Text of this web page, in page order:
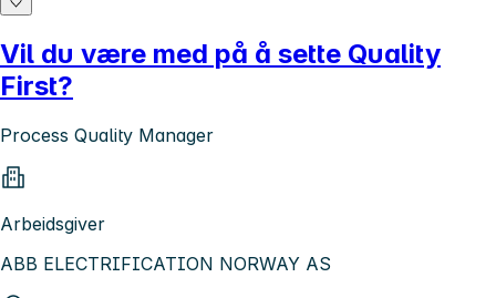
Vil du være med på å sette Quality
First?
Process Quality Manager
Arbeidsgiver
ABB ELECTRIFICATION NORWAY AS